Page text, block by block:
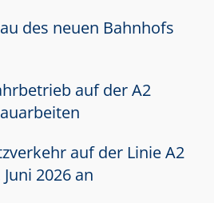
des neuen Bahnhofs
auf der A2
auf der Linie A2
2026 an